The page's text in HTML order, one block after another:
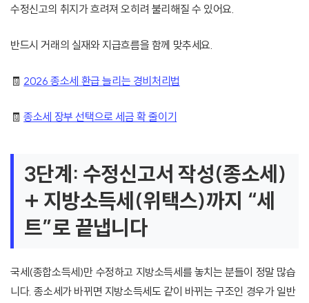
수정신고의 취지가 흐려져 오히려 불리해질 수 있어요.
반드시 거래의 실재와 지급흐름을 함께 맞추세요.
🧾 2026 종소세 환급 늘리는 경비처리법
🧾종소세 장부 선택으로 세금 확 줄이기
3단계: 수정신고서 작성(종소세)
+ 지방소득세(위택스)까지 “세
트”로 끝냅니다
국세(종합소득세)만 수정하고 지방소득세를 놓치는 분들이 정말 많습
니다. 종소세가 바뀌면 지방소득세도 같이 바뀌는 구조인 경우가 일반